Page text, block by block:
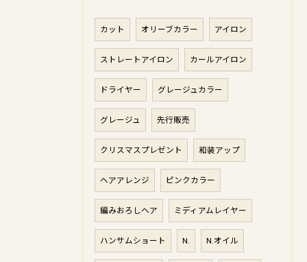
カット オリーブカラー アイロン
ストレートアイロン カールアイロン
ドライヤー グレージュカラー
グレージュ 先行販売
クリスマスプレゼント 和装アップ
ヘアアレンジ ピンクカラー
編みおろしヘア ミディアムレイヤー
ハンサムショート N. N.オイル